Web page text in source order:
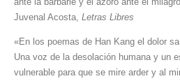
Juvenal Acosta, Letras Libres
«En los poemas de Han Kang el dolor
Una voz de la desolación humana y un
vulnerable para que se mire arder y al